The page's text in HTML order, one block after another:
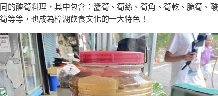
同的醃筍料理，其中包含：醬筍、筍絲、筍角、筍乾、脆筍、酸
筍等等，也成為樟湖飲食文化的一大特色！